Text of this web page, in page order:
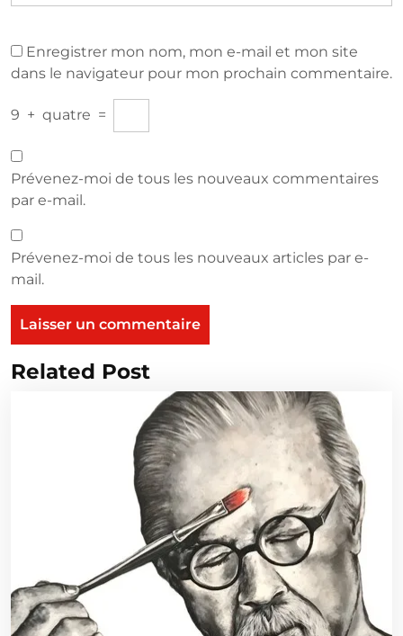
Enregistrer mon nom, mon e-mail et mon site
dans le navigateur pour mon prochain commentaire.
9 + quatre =
Prévenez-moi de tous les nouveaux commentaires
par e-mail.
Prévenez-moi de tous les nouveaux articles par e-
mail.
Related Post